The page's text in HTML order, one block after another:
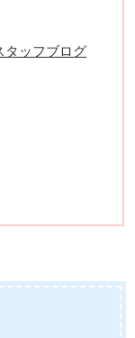
タッフブログ